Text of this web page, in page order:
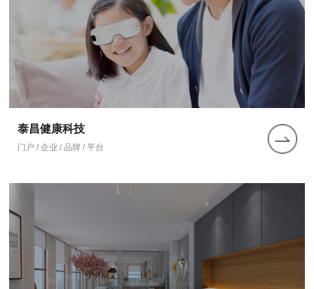
泰昌健康科技
门户 / 企业 / 品牌 / 平台